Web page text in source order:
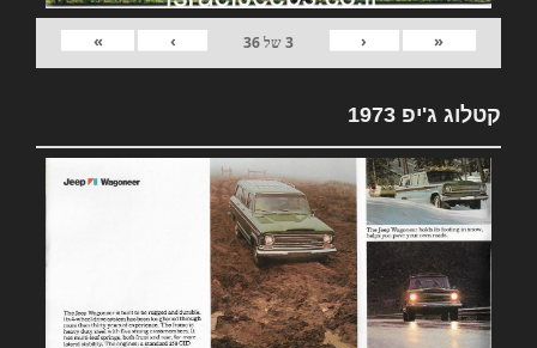
«
‹
3של36
›
»
קטלוג ג'יפ 1973